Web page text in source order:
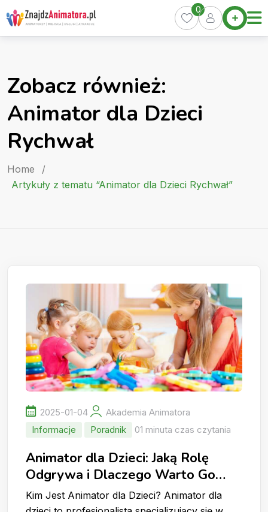
Skip
to
content
Home
Oferty
Kurs
0
Zobacz również:
Animator dla Dzieci
Rychwał
Home
/
Artykuły z tematu “Animator dla Dzieci Rychwał”
2025-01-04
Akademia Animatora
Informacje
Poradnik 01 minuta czas czytania
Animator dla Dzieci: Jaką Rolę
Odgrywa i Dlaczego Warto Go
Wynająć?
Kim Jest Animator dla Dzieci? Animator dla